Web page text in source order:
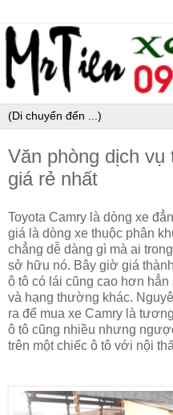
Văn phòng dịch vụ
giá rẻ nhất
Toyota Camry là dòng xe
giá là dòng xe thuộc phân
chẳng dễ dàng gì mà ai
sở hữu nó. Bây giờ giá
ô tô có lái cũng cao hơn
và hạng thường khác.
ra để mua xe Camry là
ô tô cũng nhiều nhưng
trên một chiếc ô tô với nội